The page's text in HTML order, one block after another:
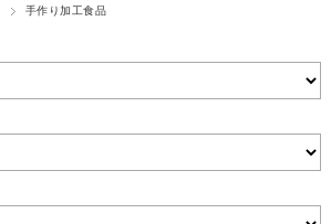
手作り加工食品